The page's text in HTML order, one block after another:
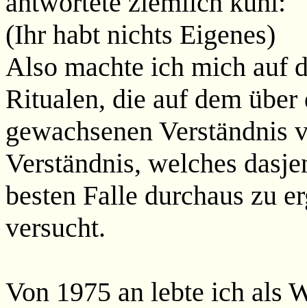
(Ihr habt nichts Eigenes)
Also machte ich mich auf
Ritualen, die auf dem
gewachsenen Verständnis
Verständnis, welches
besten Falle durchaus zu
versucht.
Von 1975 an lebte ich als